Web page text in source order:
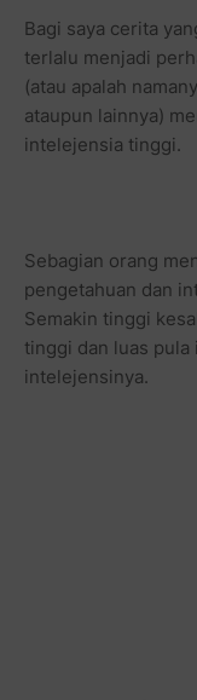
Bagi saya cerita
terlalu menjadi
(atau apalah
ataupun lainnya)
intelejensia tinggi.
Sebagian orang
pengetahuan dan
Semakin tinggi
tinggi dan luas
intelejensinya.